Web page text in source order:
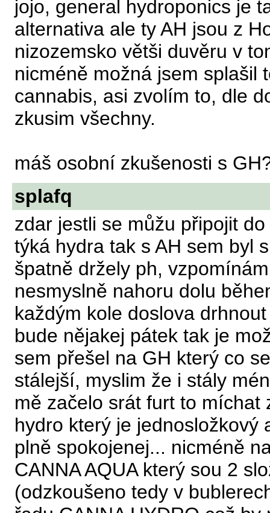
jojo, general hydroponics je
alternativa ale ty AH jsou z
nizozemsko větši duvěru v
nicméně možná jsem splašil
cannabis, asi zvolím to, dle
zkusim všechny.
máš osobní zkušenosti s
splafq
zdar jestli se můžu připojit
týká hydra tak s AH sem byl
špatně držely ph,
nesmyslně nahoru dolu
každým kole doslova
bude nějakej pátek tak je
sem přešel na GH který co
stálejší, myslim že i stály
mě začelo srát furt to míchat
hydro který je jednosložkový
plně spokojenej... nicméně
CANNA AQUA který sou 2
(odzkoušeno tedy v